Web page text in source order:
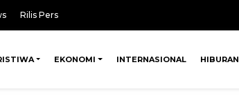
Rilis Pers
EKONOMI INTERNASIONAL HIBURAN